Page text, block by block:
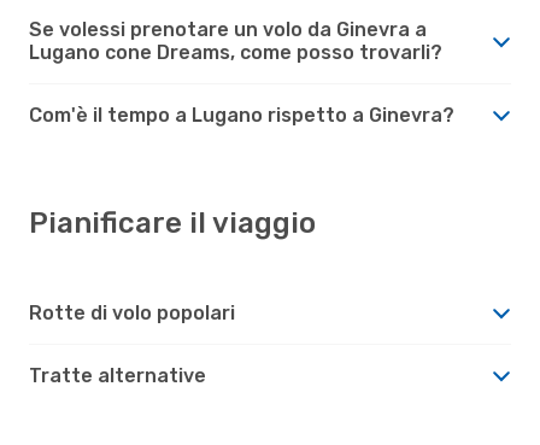
Se volessi prenotare un volo da Ginevra a
Lugano cone Dreams, come posso trovarli?
Com'è il tempo a Lugano rispetto a Ginevra?
Pianificare il viaggio
Rotte di volo popolari
Tratte alternative